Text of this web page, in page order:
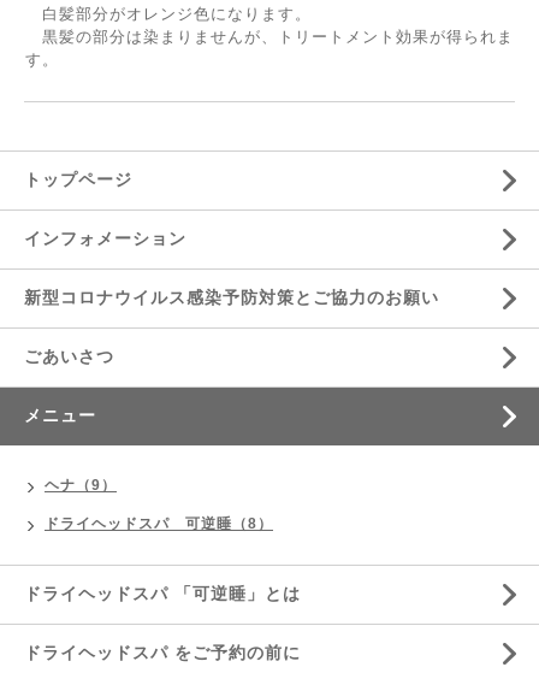
白髪部分がオレンジ色になります。
黒髪の部分は染まりませんが、トリートメント効果が得られま
す。
トップページ
インフォメーション
新型コロナウイルス感染予防対策とご協力のお願い
ごあいさつ
メニュー
ヘナ（9）
ドライヘッドスパ 可逆睡（8）
ドライヘッドスパ 「可逆睡」とは
ドライヘッドスパ をご予約の前に